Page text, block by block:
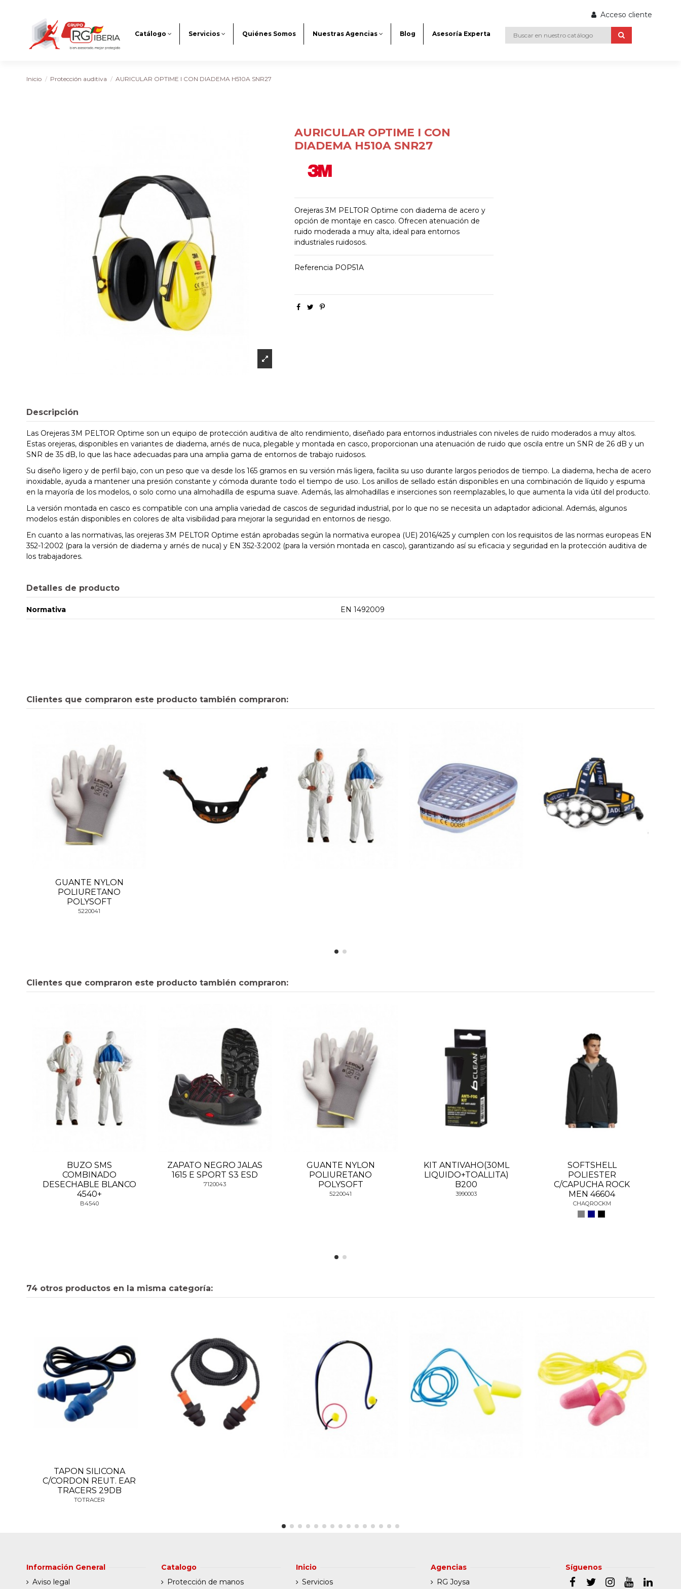
Acceso cliente
Catálogo Servicios Quiénes Somos Nuestras Agencias Blog Asesoría Experta
Inicio Protección auditiva AURICULAR OPTIME I CON DIADEMA H510A SNR27
AURICULAR OPTIME I CON
DIADEMA H510A SNR27
Orejeras 3M PELTOR Optime con diadema de acero y
opción de montaje en casco. Ofrecen atenuación de
ruido moderada a muy alta, ideal para entornos
industriales ruidosos.
Referencia POP51A
Descripción
Las Orejeras 3M PELTOR Optime son un equipo de protección auditiva de alto rendimiento, diseñado para entornos industriales con niveles de ruido moderados a muy altos.
Estas orejeras, disponibles en variantes de diadema, arnés de nuca, plegable y montada en casco, proporcionan una atenuación de ruido que oscila entre un SNR de 26 dB y un
SNR de 35 dB, lo que las hace adecuadas para una amplia gama de entornos de trabajo ruidosos.
Su diseño ligero y de perfil bajo, con un peso que va desde los 165 gramos en su versión más ligera, facilita su uso durante largos periodos de tiempo. La diadema, hecha de acero
inoxidable, ayuda a mantener una presión constante y cómoda durante todo el tiempo de uso. Los anillos de sellado están disponibles en una combinación de líquido y espuma
en la mayoría de los modelos, o solo como una almohadilla de espuma suave. Además, las almohadillas e inserciones son reemplazables, lo que aumenta la vida útil del producto.
La versión montada en casco es compatible con una amplia variedad de cascos de seguridad industrial, por lo que no se necesita un adaptador adicional. Además, algunos
modelos están disponibles en colores de alta visibilidad para mejorar la seguridad en entornos de riesgo.
En cuanto a las normativas, las orejeras 3M PELTOR Optime están aprobadas según la normativa europea (UE) 2016/425 y cumplen con los requisitos de las normas europeas EN
352-1:2002 (para la versión de diadema y arnés de nuca) y EN 352-3:2002 (para la versión montada en casco), garantizando así su eficacia y seguridad en la protección auditiva de
los trabajadores.
Detalles de producto
Normativa EN 1492009
Clientes que compraron este producto también compraron:
GUANTE NYLON
POLIURETANO
POLYSOFT
5220041
Clientes que compraron este producto también compraron:
BUZO SMS
COMBINADO
DESECHABLE BLANCO
4540+
B4540
ZAPATO NEGRO JALAS
1615 E SPORT S3 ESD
7120043
GUANTE NYLON
POLIURETANO
POLYSOFT
5220041
KIT ANTIVAHO(30ML
LIQUIDO+TOALLITA)
B200
3990003
SOFTSHELL
POLIESTER
C/CAPUCHA ROCK
MEN 46604
CHAQROCKM
74 otros productos en la misma categoría:
TAPON SILICONA
C/CORDON REUT. EAR
TRACERS 29DB
TOTRACER
Información General
Aviso legal
Catalogo
Protección de manos
Inicio
Servicios
Agencias
RG Joysa
Síguenos